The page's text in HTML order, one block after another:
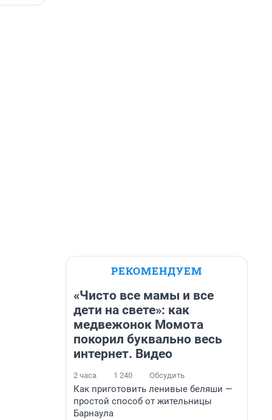
РЕКОМЕНДУЕМ
«Чисто все мамы и все
дети на свете»: как
медвежонок Момота
покорил буквально весь
интернет. Видео
2 часа 1 240 Обсудить
Как приготовить ленивые беляши —
простой способ от жительницы
Барнаула